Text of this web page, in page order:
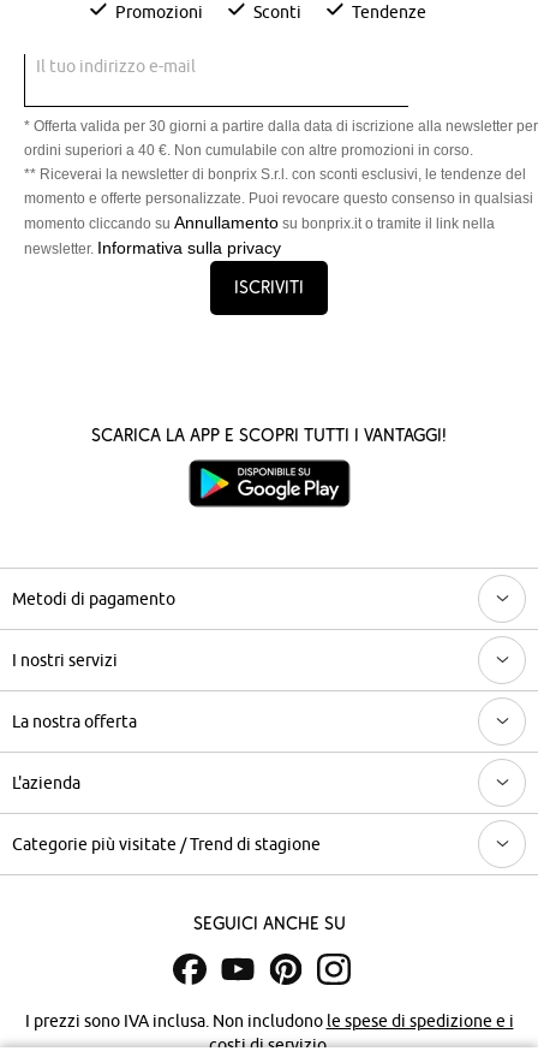
Promozioni Sconti Tendenze
Il tuo indirizzo e-mail
* Offerta valida per 30 giorni a partire dalla data di iscrizione alla newsletter per
ordini superiori a 40 €. Non cumulabile con altre promozioni in corso.
** Riceverai la newsletter di bonprix S.r.l. con sconti esclusivi, le tendenze del
momento e offerte personalizzate. Puoi revocare questo consenso in qualsiasi
momento cliccando su Annullamento su bonprix.it o tramite il link nella
newsletter. Informativa sulla privacy
Iscriviti
Scarica la App e scopri tutti i vantaggi!
Metodi di pagamento
I nostri servizi
La nostra offerta
L'azienda
Categorie più visitate / Trend di stagione
Seguici anche su
I prezzi sono IVA inclusa. Non includono le spese di spedizione e i
costi di servizio.